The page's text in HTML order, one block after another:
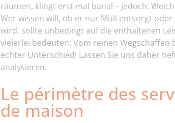
räumen, klingt erst mal banal – jedoch:
Wer wissen will, ob er nur Müll entsorgt
wird, sollte unbedingt auf die enthaltenen
vielerlei bedeuten: Vom reinen Wegschaffen
echter Unterschied! Lassen Sie uns daher
analysieren.
Le périmètre des
de maison